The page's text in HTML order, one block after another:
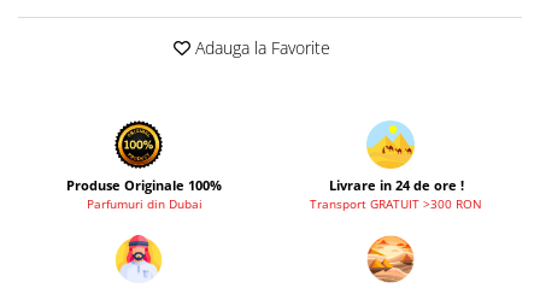
Asten
Fragrance World
Frederic Patric
French Avenue
Grandeur Elite
Adauga la Favorite
Produse Originale 100%
Parfumuri din Dubai
Livrare in 24 de ore !
Transport GRATUIT >300 RON